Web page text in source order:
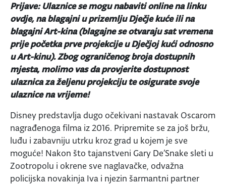
Prijave: Ulaznice se mogu nabaviti online na linku
ovdje, na blagajni u prizemlju Dječje kuće ili na
blagajni Art-kina (blagajne se otvaraju sat vremena
prije početka prve projekcije u Dječjoj kući odnosno
u Art-kinu). Zbog ograničenog broja dostupnih
mjesta, molimo vas da provjerite dostupnost
ulaznica za željenu projekciju te osigurate svoje
ulaznice na vrijeme!
Disney predstavlja dugo očekivani nastavak Oscarom
nagrađenoga filma iz 2016. Pripremite se za još bržu,
luđu i zabavniju utrku kroz grad u kojem je sve
moguće! Nakon što tajanstveni Gary De’Snake sleti u
Zootropolu i okrene sve naglavačke, odvažna
policijska novakinja Iva i njezin šarmantni partner